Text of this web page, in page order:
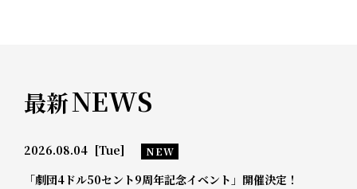
最新NEWS
2026.08.04 [Tue] NEW
「劇団4ドル50セント9周年記念イベント」開催決定！